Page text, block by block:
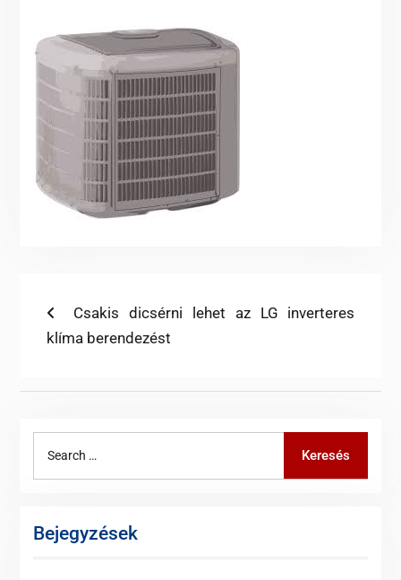
Bejegyzés
navigáció
Previous
post:
Csakis dicsérni lehet az LG inverteres
klíma berendezést
Keresés
Bejegyzések